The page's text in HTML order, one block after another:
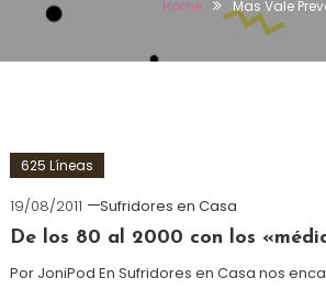
Home Mas Vale
625 Líneas
19/08/2011
Sufridores en Casa
De los 80 al 2000 con los
Por JoniPod En Sufridores en Casa nos